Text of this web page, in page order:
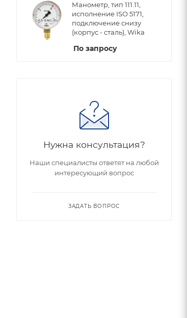
Манометр, тип 111.11,
исполнение ISO 5171,
подключение снизу
(корпус - сталь), Wika
По запросу
Нужна консультация?
Наши специалисты ответят на любой
интересующий вопрос
ЗАДАТЬ ВОПРОС